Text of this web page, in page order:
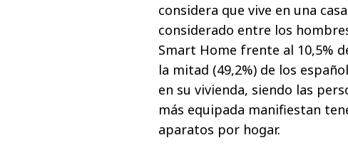
considera que vive en una
considerado entre los
Smart Home frente al 10,5%
la mitad (49,2%) de los
en su vivienda, siendo las
más equipada manifiestan
aparatos por hogar.